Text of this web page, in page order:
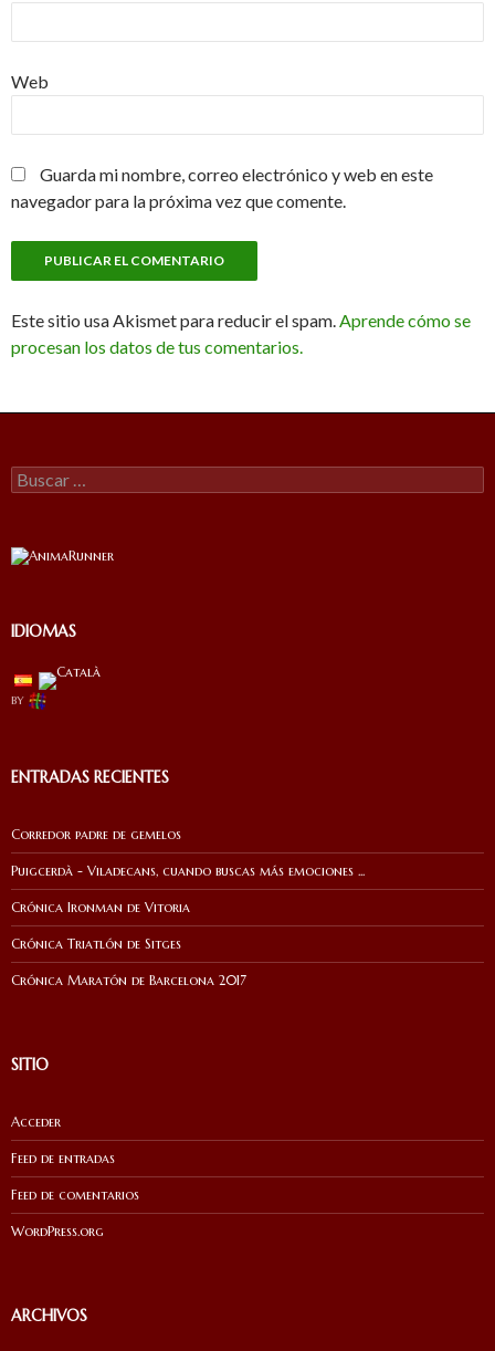
Web
Guarda mi nombre, correo electrónico y web en este
navegador para la próxima vez que comente.
Este sitio usa Akismet para reducir el spam.Aprende cómo se
procesan los datos de tus comentarios.
Buscar:
IDIOMAS
by
ENTRADAS RECIENTES
Corredor padre de gemelos
Puigcerdà - Viladecans, cuando buscas más emociones ...
Crónica Ironman de Vitoria
Crónica Triatlón de Sitges
Crónica Maratón de Barcelona 2017
SITIO
Acceder
Feed de entradas
Feed de comentarios
WordPress.org
ARCHIVOS